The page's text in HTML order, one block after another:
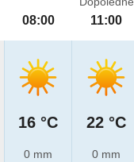
08:00
16 °C
0 mm
11:00
22 °C
0 mm